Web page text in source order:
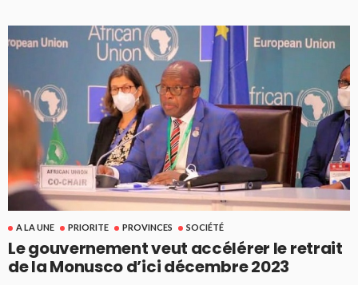
A LA UNE PRIORITE PROVINCES SOCIÉTÉ
Le gouvernement veut accélérer le retrait
de la Monusco d’ici décembre 2023